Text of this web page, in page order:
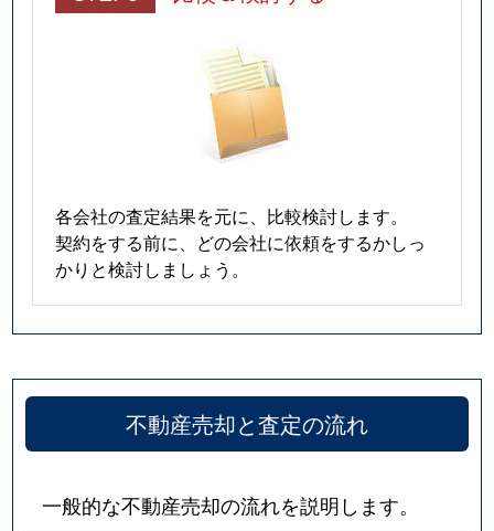
各会社の査定結果を元に、比較検討します。
契約をする前に、どの会社に依頼をするかしっ
かりと検討しましょう。
不動産売却と査定の流れ
一般的な不動産売却の流れを説明します。